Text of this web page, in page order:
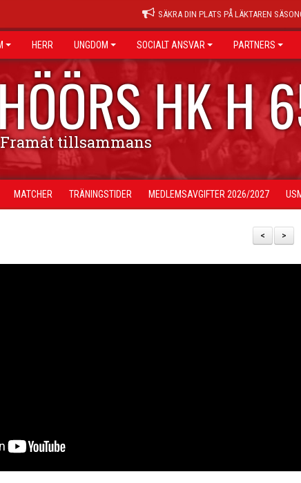
SÄKRA DIN PLATS PÅ LÄKTAREN
HERR UNGDOM SOCIALT ANSVAR PARTNERS
HK H
Framåt tillsammans
MATCHER TRÄNINGSTIDER MEDLEMSAVGIFTER 2026/2027
>
<